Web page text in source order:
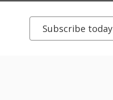
Subscribe today